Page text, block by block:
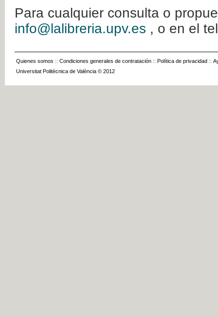
Para cualquier consulta o
info@lalibreria.upv.es , o en el
Quienes somos :: Condiciones generales de contratación :: Política de privacidad ::
Universitat Politècnica de València © 2012